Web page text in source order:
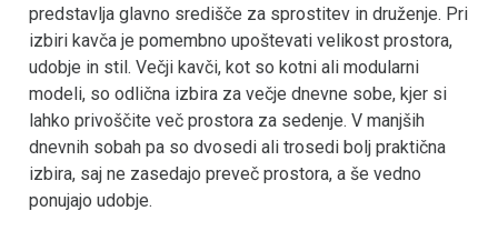
predstavlja glavno središče za sprostitev in druženje. Pri
izbiri kavča je pomembno upoštevati velikost prostora,
udobje in stil. Večji kavči, kot so kotni ali modularni
modeli, so odlična izbira za večje dnevne sobe, kjer si
lahko privoščite več prostora za sedenje. V manjših
dnevnih sobah pa so dvosedi ali trosedi bolj praktična
izbira, saj ne zasedajo preveč prostora, a še vedno
ponujajo udobje.